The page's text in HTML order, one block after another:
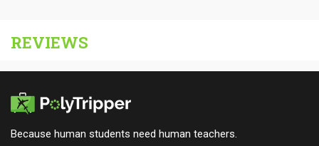
REVIEWS
Because human students need human teachers.